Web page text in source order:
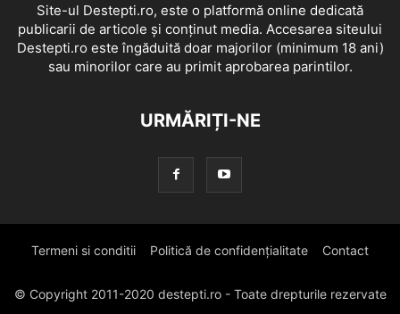
Site-ul Destepti.ro, este o platformă online dedicată
publicarii de articole și conținut media. Accesarea siteului
Destepti.ro este îngăduită doar majorilor (minimum 18 ani)
sau minorilor care au primit aprobarea parintilor.
URMĂRIȚI-NE
Termeni si conditii Politică de confidențialitate Contact
© Copyright 2011-2020 destepti.ro - Toate drepturile rezervate